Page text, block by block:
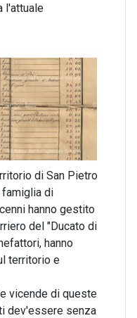
l'attuale
di San Pietro
famiglia di
hanno gestito
del "Ducato di
hanno
territorio e
vicende di queste
dev'essere senza